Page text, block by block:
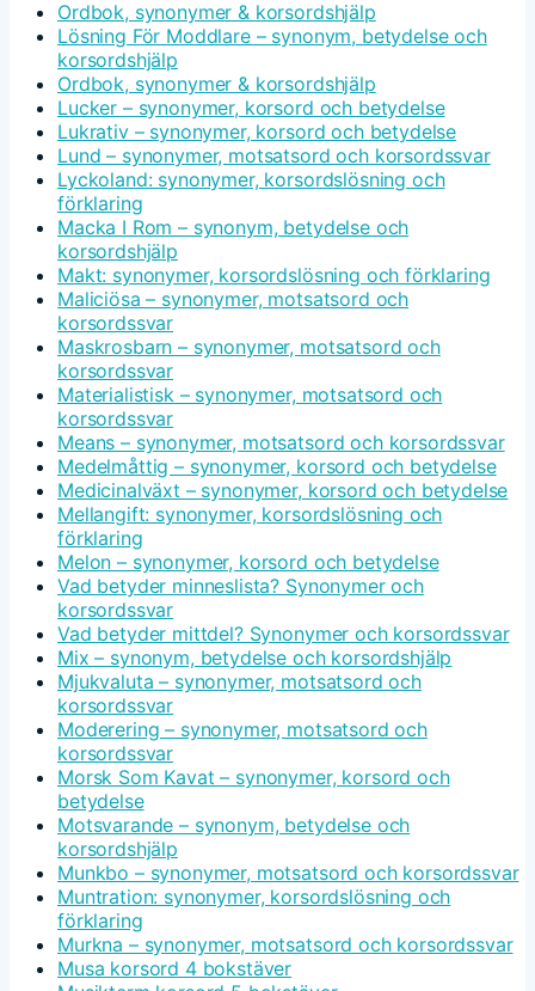
Ordbok, synonymer & korsordshjälp
Lösning För Moddlare – synonym, betydelse och
korsordshjälp
Ordbok, synonymer & korsordshjälp
Lucker – synonymer, korsord och betydelse
Lukrativ – synonymer, korsord och betydelse
Lund – synonymer, motsatsord och korsordssvar
Lyckoland: synonymer, korsordslösning och
förklaring
Macka I Rom – synonym, betydelse och
korsordshjälp
Makt: synonymer, korsordslösning och förklaring
Maliciösa – synonymer, motsatsord och
korsordssvar
Maskrosbarn – synonymer, motsatsord och
korsordssvar
Materialistisk – synonymer, motsatsord och
korsordssvar
Means – synonymer, motsatsord och korsordssvar
Medelmåttig – synonymer, korsord och betydelse
Medicinalväxt – synonymer, korsord och betydelse
Mellangift: synonymer, korsordslösning och
förklaring
Melon – synonymer, korsord och betydelse
Vad betyder minneslista? Synonymer och
korsordssvar
Vad betyder mittdel? Synonymer och korsordssvar
Mix – synonym, betydelse och korsordshjälp
Mjukvaluta – synonymer, motsatsord och
korsordssvar
Moderering – synonymer, motsatsord och
korsordssvar
Morsk Som Kavat – synonymer, korsord och
betydelse
Motsvarande – synonym, betydelse och
korsordshjälp
Munkbo – synonymer, motsatsord och korsordssvar
Muntration: synonymer, korsordslösning och
förklaring
Murkna – synonymer, motsatsord och korsordssvar
Musa korsord 4 bokstäver